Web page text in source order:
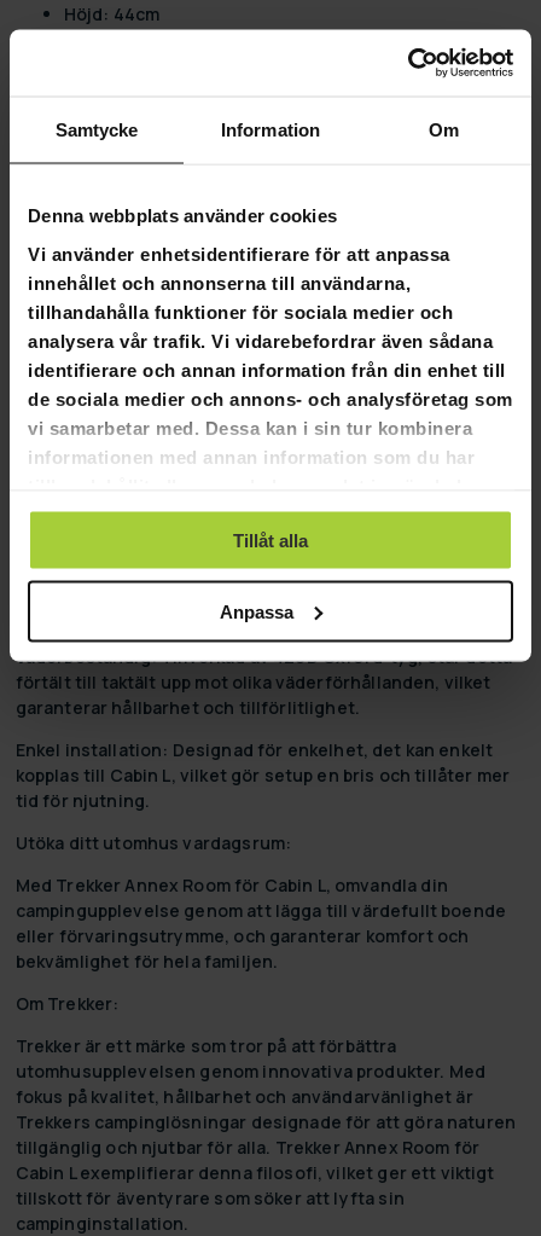
Samtycke Information Om
Denna webbplats använder cookies
Vi använder enhetsidentifierare för att anpassa
innehållet och annonserna till användarna,
tillhandahålla funktioner för sociala medier och
analysera vår trafik. Vi vidarebefordrar även sådana
identifierare och annan information från din enhet till
de sociala medier och annons- och analysföretag som
vi samarbetar med. Dessa kan i sin tur kombinera
informationen med annan information som du har
använt deras tjänster.
Tillåt alla
Anpassa
Höjd: 44cm
Mera aktivitetsutrymme för familjen:
Ger extra
solen och skapar ett svalt, skuggigt område för
avkoppling.
Förhindra vind vid camping i blåsigt väder:
som ett vindskydd och erbjuder en mer stabil och
behaglig miljö.
Lätt att gå in i tältet när det regnar:Garanterar enkel
och torr tillgång till tältet, vilket ökar bekvämligheten
under våta förhållanden.
Utöka utrymmet för utomhuscamping:Ökar den
användbara ytan, vilket gör det perfekt för längre
Varför välja Trekker Annex Room för Cabin L:
Rymlig design:Den unika avsmalnande designen maximerar
utrymmet där det behövs mest, och erbjuder gott om
utrymme för både förvaring och vistelse
Väderbeständig:Tillverkad av 420D Oxford-tyg, står detta
förtält till taktält upp mot olika väderförhållanden, vilket
garanterar hållbarhet och tillförlitlighet.
Enkel installation: Designad för enkelhet, det kan enkelt
kopplas till Cabin L, vilket gör setup en bris och tillåter mer
tid för njutning.
Utöka ditt utomhus vardagsrum:
Med Trekker Annex Room för Cabin L, omvandla din
campingupplevelse genom att lägga till värdefullt boende
eller förvaringsutrymme, och garanterar komfort och
bekvämlighet för hela familjen.
Om Trekker:
Trekker är ett märke som tror på att förbättra
utomhusupplevelsen genom innovativa produkter. Med
fokus på kvalitet, hållbarhet och användarvänlighet är
Trekkers campinglösningar designade för att göra naturen
tillgänglig och njutbar för alla. Trekker Annex Room för
Cabin L exemplifierar denna filosofi, vilket ger ett viktigt
tillskott för äventyrare som söker att lyfta sin
campinginstallation.